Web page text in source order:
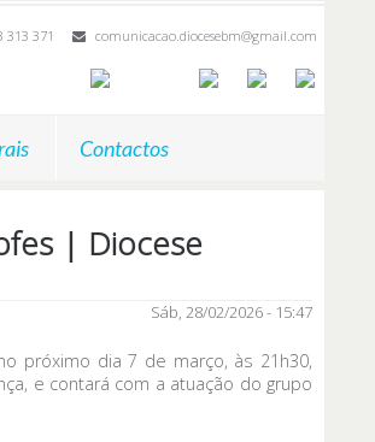
313 371 comunicacao.diocesebm@gmail.com
Contactos
| Diocese
Sáb, 28/02/2026 - 15:47
próximo dia 7 de março, às 21h30,
e contará com a atuação do grupo